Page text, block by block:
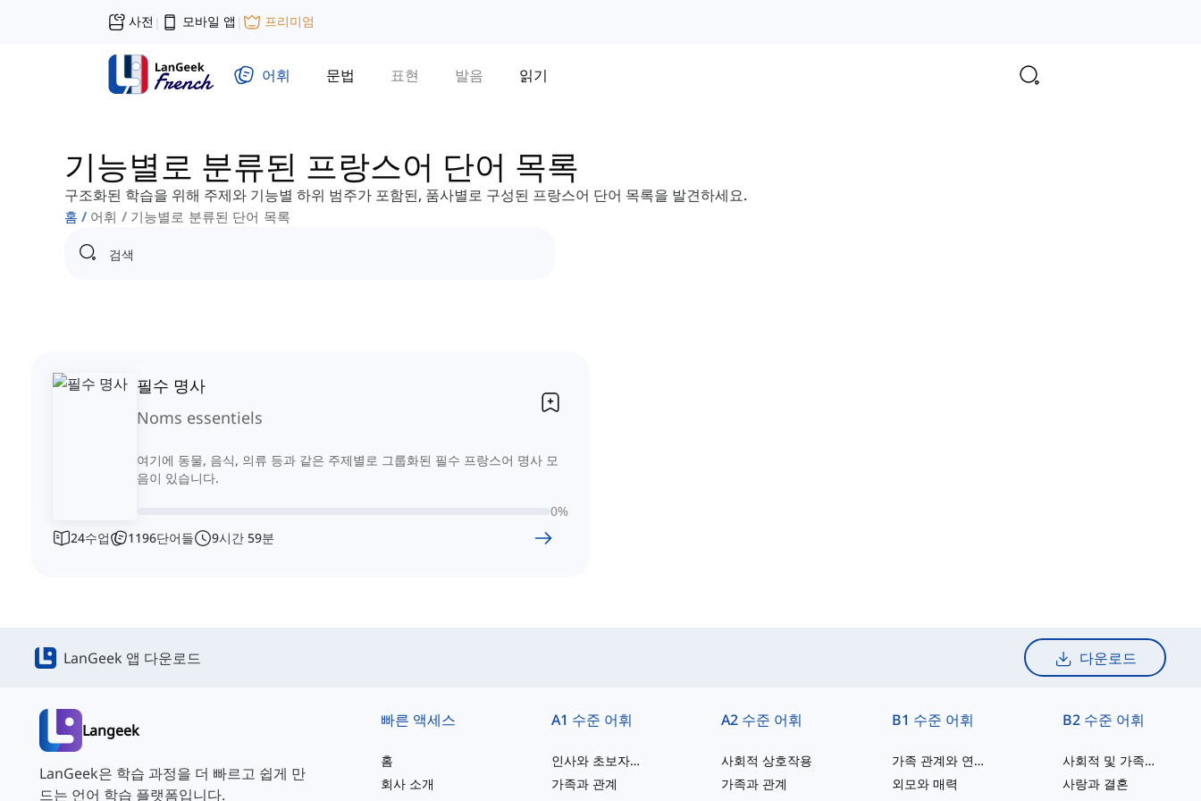
사전 | 모바일 앱 | 프리미엄
어휘 문법 표현 발음 읽기
기능별로 분류된 프랑스어 단어 목록
구조화된 학습을 위해 주제와 기능별 하위 범주가 포함된, 품사별로 구성된 프랑스어 단어 목록을 발견하세요.
홈 어휘 기능별로 분류된 단어 목록
필수 명사
Noms essentiels
여기에 동물, 음식, 의류 등과 같은 주제별로 그룹화된 필수 프랑스어 명사 모
음이 있습니다.
0%
24수업 1196단어들 9시간 59분
LanGeek 앱 다운로드 다운로드
Langeek
LanGeek은 학습 과정을 더 빠르고 쉽게 만
드는 언어 학습 플랫폼입니다.
빠른 액세스
홈
회사 소개
A1 수준 어휘
인사와 초보자용 단어
가족과 관계
A2 수준 어휘
사회적 상호작용
가족과 관계
B1 수준 어휘
가족 관계와 연애 관계
외모와 매력
B2 수준 어휘
사회적 및 가족적 유대
사랑과 결혼